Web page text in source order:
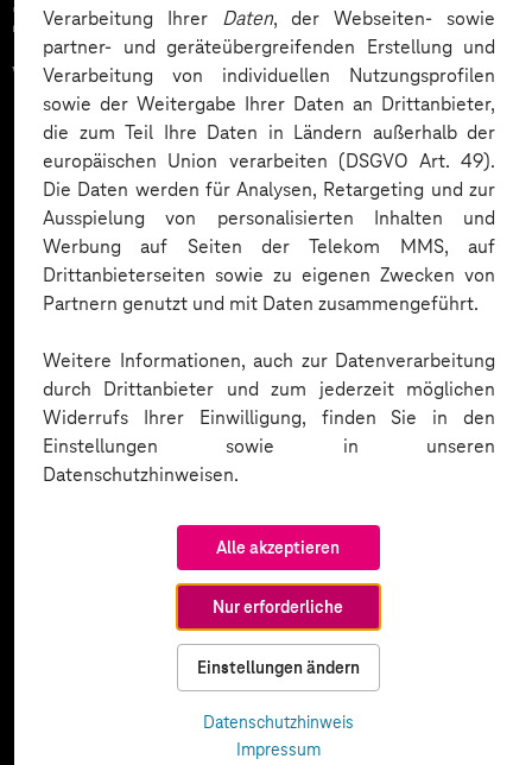
Verarbeitung Ihrer Daten, der Webseiten- sowie
partner- und geräteübergreifenden Erstellung und
Verarbeitung von individuellen Nutzungsprofilen
sowie der Weitergabe Ihrer Daten an Drittanbieter,
die zum Teil Ihre Daten in Ländern außerhalb der
europäischen Union verarbeiten (DSGVO Art. 49).
Die Daten werden für Analysen, Retargeting und zur
Ausspielung von personalisierten Inhalten und
Werbung auf Seiten der Telekom MMS, auf
Drittanbieterseiten sowie zu eigenen Zwecken von
Partnern genutzt und mit Daten zusammengeführt.
Weitere Informationen, auch zur Datenverarbeitung
durch Drittanbieter und zum jederzeit möglichen
Widerrufs Ihrer Einwilligung, finden Sie in den
Einstellungen sowie in unseren
Datenschutzhinweisen.
Alle akzeptieren
Nur erforderliche
Einstellungen ändern
Datenschutzhinweis
Impressum
Zahlreiche Unternehmen
vertrauen auf unsere
Expertise. Hier eine Auswahl: